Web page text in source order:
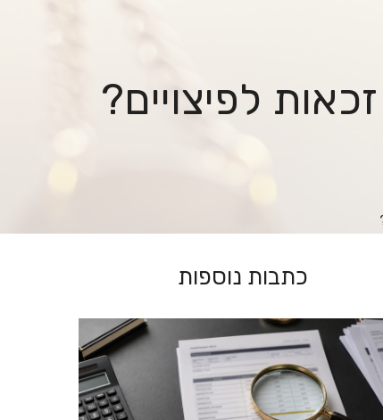
לפיצויים?
כתבות נוספות